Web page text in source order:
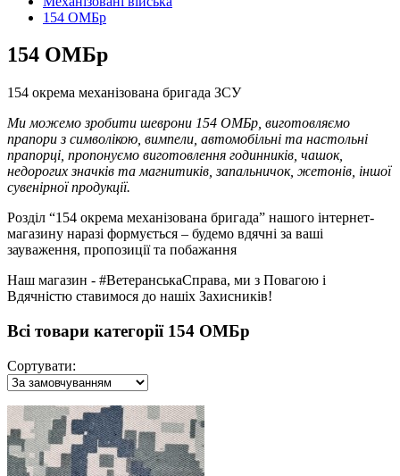
154 ОМБр
154 ОМБр
154 окрема механізована бригада ЗСУ
Ми можемо зробити шеврони 154 ОМБр, виготовляємо
прапори з символікою, вимпели, автомобільні та настольні
прапорці, пропонуємо виготовлення годинників, чашок,
недорогих значків та магнитиків, запальничок, жетонів, іншої
сувенірної продукції.
Розділ “154 окрема механізована бригада” нашого інтернет-
магазину наразі формується – будемо вдячні за ваші
зауваження, пропозиції та побажання
Наш магазин - #ВетеранськаСправа, ми з Повагою і
Вдячністю ставимося до нашіх Захисників!
Всі товари категорії 154 ОМБр
Сортувати: